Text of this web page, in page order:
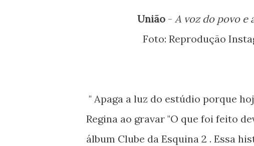
União- A voz do povo e
Foto: Reprodução
" Apaga a luz do estúdio porque
Regina ao gravar "O que foi feito
álbum Clube da Esquina 2 . Essa